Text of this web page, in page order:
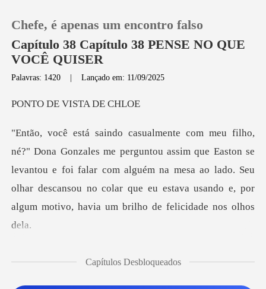
Histórico
Sair
Chefe, é apenas um encontro falso
Capítulo 38 Capítulo 38 PENSE NO QUE
VOCÊ QUISER
Palavras: 1420 |Lançado em: 11/09/2025
E VISTA
que Easton se
levantou e foi falar com alguém na mesa ao lado. Seu
olhar descansou no co
Capítulos Desbloqueados